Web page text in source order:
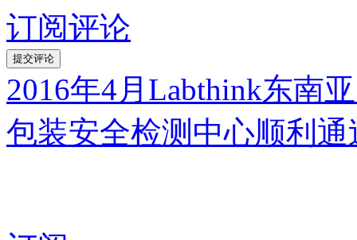
订阅评论
2016年4月Labthink东南
包装安全检测中心顺利